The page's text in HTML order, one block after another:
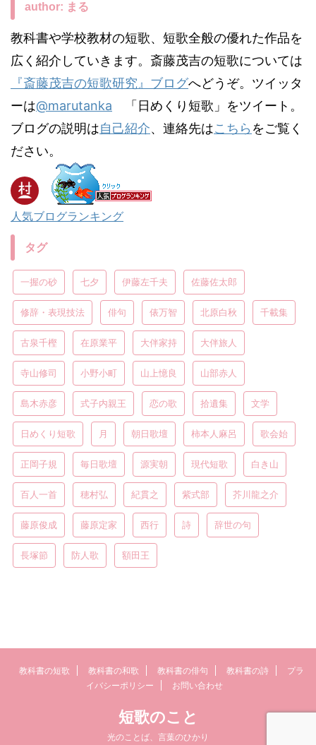
author: まる
教科書や学校教材の短歌、短歌全般の優れた作品を
広く紹介していきます。斎藤茂吉の短歌については
『斎藤茂吉の短歌研究』ブログへどうぞ。ツイッタ
ーは@marutanka 「日めくり短歌」をツイート。
ブログの説明は自己紹介、連絡先はこちら をご覧く
ださい。
人気ブログランキング
タグ
一握の砂 七夕 伊藤左千夫 佐藤佐太郎
修辞・表現技法 俳句 俵万智 北原白秋 千載集
古泉千樫 在原業平 大伴家持 大伴旅人
寺山修司 小野小町 山上憶良 山部赤人
島木赤彦 式子内親王 恋の歌 拾遺集 文学
日めくり短歌 月 朝日歌壇 柿本人麻呂 歌会始
正岡子規 毎日歌壇 源実朝 現代短歌 白き山
百人一首 穂村弘 紀貫之 紫式部 芥川龍之介
藤原俊成 藤原定家 西行 詩 辞世の句
長塚節 防人歌 額田王
教科書の短歌 教科書の和歌 教科書の俳句 教科書の詩
プラ
イバシーポリシー
お問い合わせ
短歌のこと
光のことば、言葉のひかり